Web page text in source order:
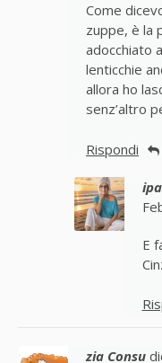
Come
zuppe, è la
adocchiato
lenticchie
allora ho
senz’altro
Rispondi
E
zia Consu